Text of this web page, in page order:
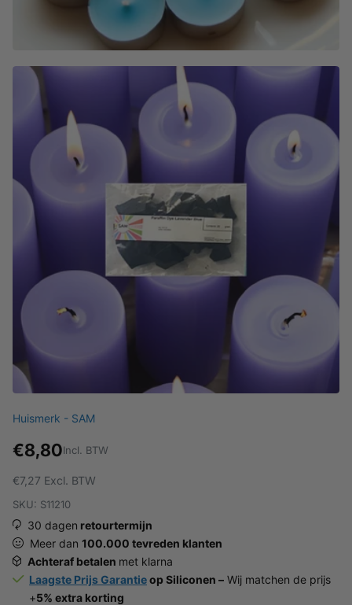
Huismerk - SAM
€8,80Incl. BTW
€7,27 Excl. BTW
SKU: S11210
30 dagen retourtermijn
Meer dan 100.000 tevreden klanten
Achteraf betalen met klarna
Laagste Prijs Garantieop Siliconen – Wij matchen de prijs
+5% extra korting